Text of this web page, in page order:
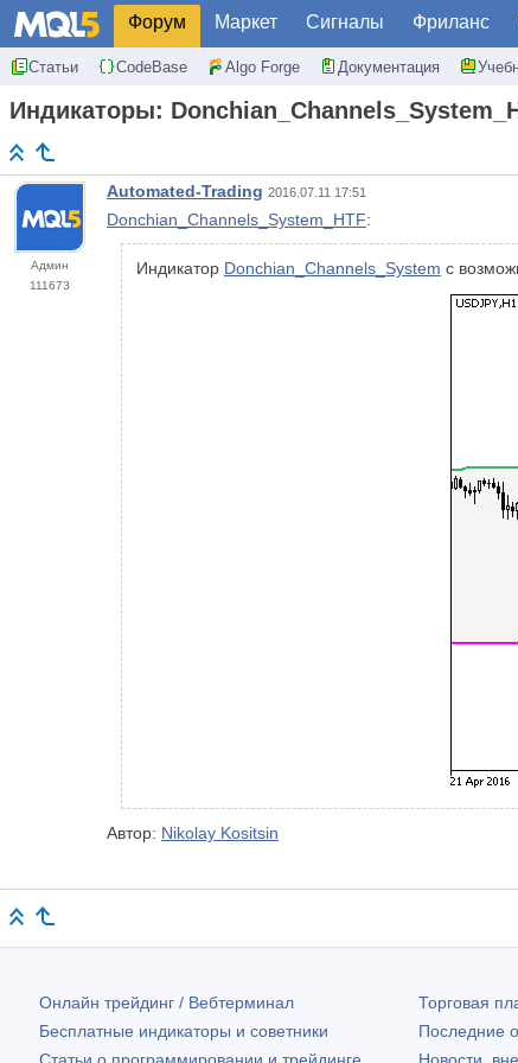
Форум Маркет Сигналы Фриланс
Статьи CodeBase Algo Forge Документация
Индикаторы:
Админ
111673
Automated-Trading 2016.07.11 17:51
Donchian_Channels_System_HTF:
Индикатор Donchian_Channels_System с
Автор: Nikolay Kositsin
Онлайн трейдинг / Вебтерминал
Бесплатные индикаторы и советники
Торговая
Последние